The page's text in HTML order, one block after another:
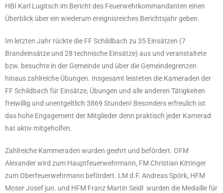
HBI Karl Lugitsch im Bericht des Feuerwehrkommandanten einen
Überblick über ein wiederum ereignisreiches Berichtsjahr geben.
Im letzten Jahr rückte die FF Schildbach zu 35 Einsätzen (7
Brandeinsätze und 28 technische Einsätze) aus und veranstaltete
bzw. besuchte in der Gemeinde und über die Gemeindegrenzen
hinaus zahlreiche Übungen. Insgesamt leisteten die Kameraden der
FF Schildbach für Einsätze, Übungen und alle anderen Tätigkeiten
freiwillig und unentgeltlich 3869 Stunden! Besonders erfreulich ist
das hohe Engagement der Mitglieder denn praktisch jeder Kamerad
hat aktiv mitgeholfen.
Zahlreiche Kammeraden wurden geehrt und befördert. OFM
Alexander wird zum Hauptfeuerwehrmann, FM Christian Kittinger
zum Oberfeuerwehrmann befördert. LM d.F. Andreas Spörk, HFM
Moser Josef jun. und HFM Franz Martin Seidl wurden die Medaille für